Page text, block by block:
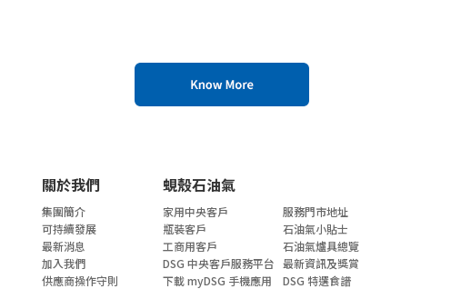
關於我們 蜆殼石油氣
集團簡介
可持續發展
最新消息
加入我們
供應商操作守則
家用中央客戶
瓶裝客戶
工商用客戶
DSG 中央客戶服務平台
下載 myDSG 手機應用
服務門市地址
石油氣小貼士
石油氣爐具總覽
最新資訊及獎賞
DSG 特選食譜